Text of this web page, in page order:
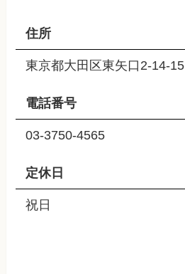
住所
東京都大田区東矢口2-14-15
電話番号
03-3750-4565
定休日
祝日